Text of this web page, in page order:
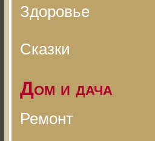
Здоровье
Сказки
Дом и дача
Ремонт